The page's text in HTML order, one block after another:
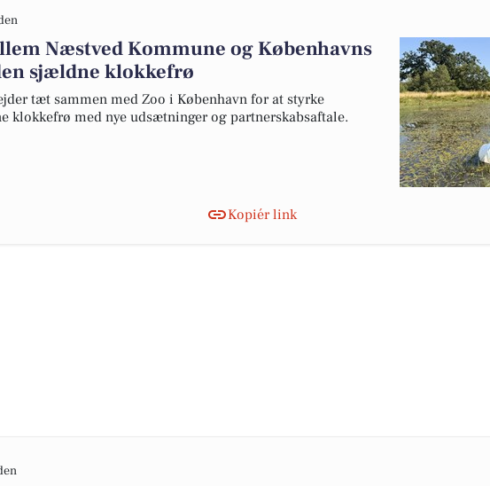
Næstved Kommune og Københavns
sjældne klokkefrø
tæt sammen med Zoo i København for at styrke
klokkefrø med nye udsætninger og partnerskabsaftale.
Kopiér link